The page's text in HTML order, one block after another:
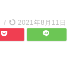
/ 2021年8月11日